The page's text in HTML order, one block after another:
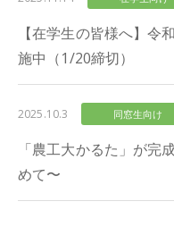
【在学生の皆様へ】令
施中（1/20締切）
2025.10.3 同窓生向け
「農工大かるた」が完
めて〜